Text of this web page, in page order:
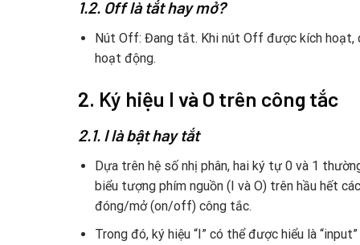
1.2. Off là tắt hay mở?
Nút Off: Đang tắt. Khi nút Off được kích hoạt,
hoạt động.
2. Ký hiệu I và O trên công tắc
2.1. I là bật hay tắt
Dựa trên hệ số nhị phân, hai ký tự 0 và 1
biểu tượng phím nguồn (I và O) trên hầu hết
đóng/mở (on/off) công tắc.
Trong đó, ký hiệu “I” có thể được hiểu là